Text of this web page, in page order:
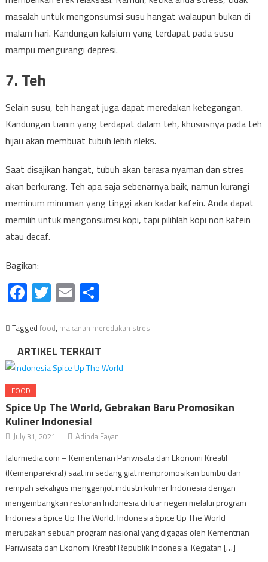
masalah untuk mengonsumsi susu hangat walaupun bukan di
malam hari. Kandungan kalsium yang terdapat pada susu
mampu mengurangi depresi.
7. Teh
Selain susu, teh hangat juga dapat meredakan ketegangan.
Kandungan tianin yang terdapat dalam teh, khususnya pada teh
hijau akan membuat tubuh lebih rileks.
Saat disajikan hangat, tubuh akan terasa nyaman dan stres
akan berkurang. Teh apa saja sebenarnya baik, namun kurangi
meminum minuman yang tinggi akan kadar kafein. Anda dapat
memilih untuk mengonsumsi kopi, tapi pilihlah kopi non kafein
atau decaf.
Bagikan:
Facebook
Twitter
EmailShare
Tagged food, makanan meredakan stres
ARTIKEL TERKAIT
FOOD
Spice Up The World, Gebrakan Baru Promosikan
Kuliner Indonesia!
July 31, 2021 Adinda Fayani
Jalurmedia.com – Kementerian Pariwisata dan Ekonomi Kreatif
(Kemenparekraf) saat ini sedang giat mempromosikan bumbu dan
rempah sekaligus menggenjot industri kuliner Indonesia dengan
mengembangkan restoran Indonesia di luar negeri melalui program
Indonesia Spice Up The World. Indonesia Spice Up The World
merupakan sebuah program nasional yang digagas oleh Kementrian
Pariwisata dan Ekonomi Kreatif Republik Indonesia. Kegiatan […]